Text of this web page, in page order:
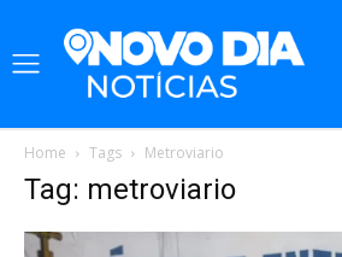
Home Tags Metroviario
Tag: metroviario